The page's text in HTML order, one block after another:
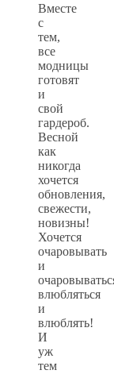
Вместе
с
тем,
все
модницы
готовят
и
свой
гардероб.
Весной
как
никогда
хочется
обновления,
свежести,
новизны!
Хочется
очаровывать
и
влюбляться
и
влюблять!
И
уж
тем